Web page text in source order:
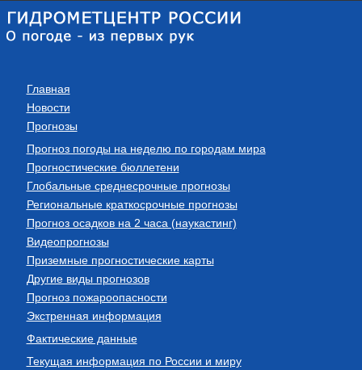
Главная
Новости
Прогнозы
Прогноз погоды на неделю по городам мира
Прогностические бюллетени
Глобальные среднесрочные прогнозы
Региональные краткосрочные прогнозы
Прогноз осадков на 2 часа (наукастинг)
Видеопрогнозы
Приземные прогностические карты
Другие виды прогнозов
Прогноз пожароопасности
Экстренная информация
Фактические данные
Текущая информация по России и миру